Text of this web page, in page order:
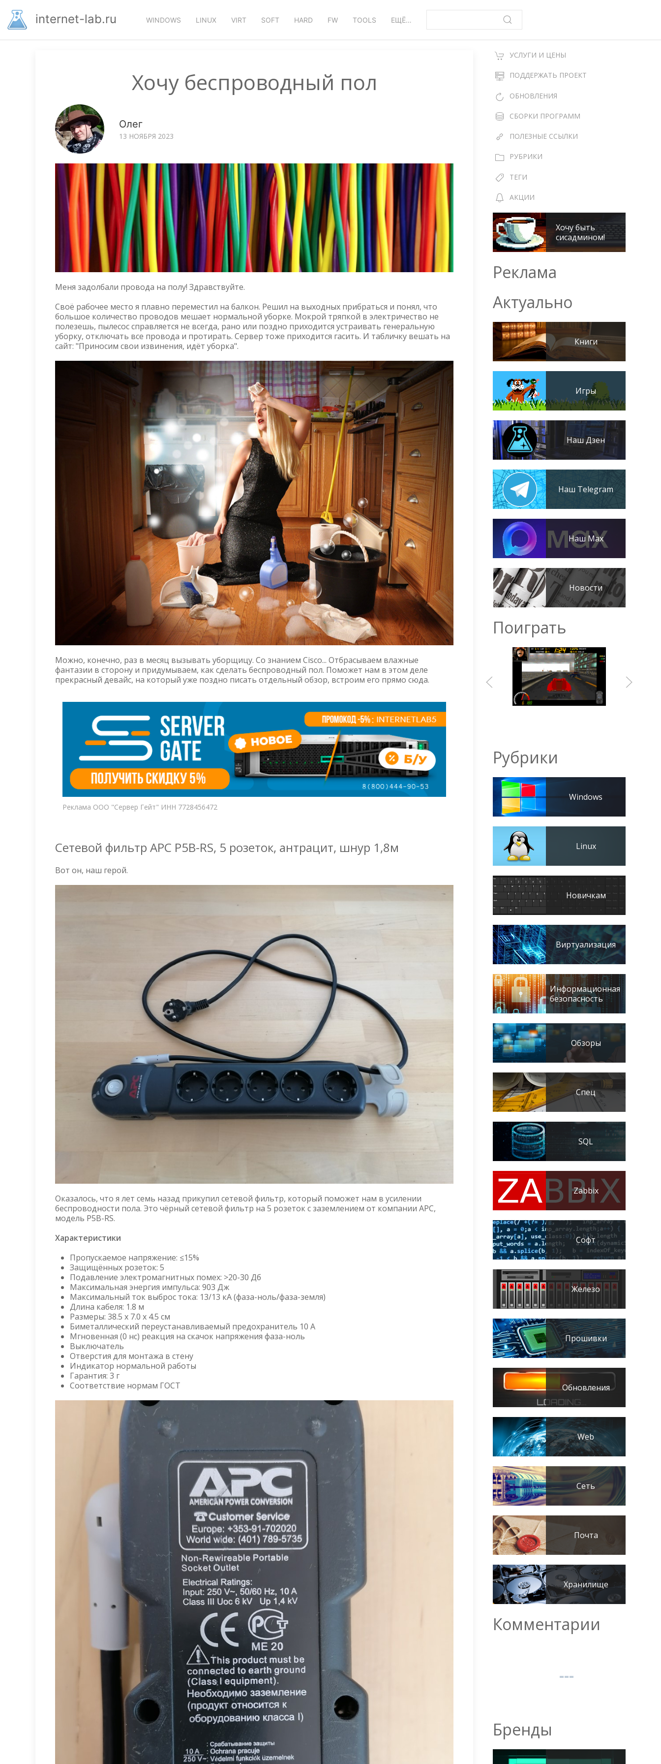
основномуinternet-lab.ru WINDOWS LINUX VIRT SOFT HARD FW TOOLS ЕЩЁ…
Хочу беспроводный пол
Олег
13 НОЯБРЯ 2023
Меня задолбали провода на полу! Здравствуйте.
Своё рабочее место я плавно переместил на балкон. Решил на выходных прибраться и понял, что
большое количество проводов мешает нормальной уборке. Мокрой тряпкой в электричество не
полезешь, пылесос справляется не всегда, рано или поздно приходится устраивать генеральную
уборку, отключать все провода и протирать. Сервер тоже приходится гасить. И табличку вешать на
сайт: "Приносим свои извинения, идёт уборка".
Можно, конечно, раз в месяц вызывать уборщицу. Со знанием Cisco... Отбрасываем влажные
фантазии в сторону и придумываем, как сделать беспроводный пол. Поможет нам в этом деле
прекрасный девайс, на который уже поздно писать отдельный обзор, встроим его прямо сюда.
Реклама ООО "Сервер Гейт" ИНН 7728456472
Сетевой фильтр APC P5B-RS, 5 розеток, антрацит, шнур 1,8м
Вот он, наш герой.
Оказалось, что я лет семь назад прикупил сетевой фильтр, который поможет нам в усилении
беспроводности пола. Это чёрный сетевой фильтр на 5 розеток с заземлением от компании APC,
модель P5B-RS.
Характеристики
Пропускаемое напряжение: ≤15%
Защищённых розеток: 5
Подавление электромагнитных помех: >20-30 Дб
Максимальная энергия импульса: 903 Дж
Максимальный ток выброс тока: 13/13 кА (фаза-ноль/фаза-земля)
Длина кабеля: 1.8 м
Размеры: 38.5 x 7.0 x 4.5 см
Биметаллический переустанавливаемый предохранитель 10 А
Мгновенная (0 нс) реакция на скачок напряжения фаза-ноль
Выключатель
Отверстия для монтажа в стену
Индикатор нормальной работы
Гарантия: 3 г
Соответствие нормам ГОСТ
УСЛУГИ И ЦЕНЫ
ПОДДЕРЖАТЬ ПРОЕКТ
ОБНОВЛЕНИЯ
СБОРКИ ПРОГРАММ
ПОЛЕЗНЫЕ ССЫЛКИ
РУБРИКИ
ТЕГИ
АКЦИИ
Хочу быть
сисадмином!
Реклама
Актуально
Книги
Игры
Наш Дзен
Наш Telegram
Наш Max
Новости
Поиграть
Рубрики
Windows
Linux
Новичкам
Виртуализация
Информационная
безопасность
Обзоры
Спец
SQL
Zabbix
Софт
Железо
Прошивки
Обновления
Web
Сеть
Почта
Хранилище
Комментарии
Бренды